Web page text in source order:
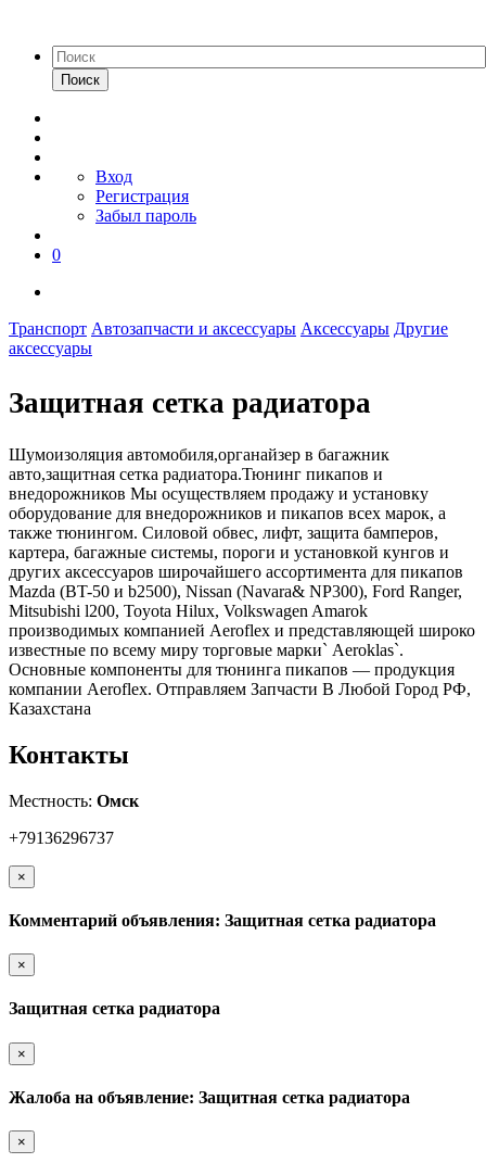
Поиск
Вход
Регистрация
Забыл пароль
0
Транспорт Автозапчасти и аксессуары Аксессуары Другие
аксессуары
Защитная сетка радиатора
Шумоизоляция автомобиля,органайзер в багажник
авто,защитная сетка радиатора.Тюнинг пикапов и
внедорожников Мы осуществляем продажу и установку
оборудование для внедорожников и пикапов всех марок, а
также тюнингом. Силовой обвес, лифт, защита бамперов,
картера, багажные системы, пороги и установкой кунгов и
других аксессуаров широчайшего ассортимента для пикапов
Mazda (BT-50 и b2500), Nissan (Navara& NP300), Ford Ranger,
Mitsubishi l200, Toyota Hilux, Volkswagen Amarok
производимых компанией Aeroflex и представляющей широко
известные по всему миру торговые марки` Aeroklas`.
Основные компоненты для тюнинга пикапов — продукция
компании Aeroflex. Отправляем Запчасти В Любой Город РФ,
Казахстана
Контакты
Местность: Омск
+79136296737
×
Комментарий объявления: Защитная сетка радиатора
×
Защитная сетка радиатора
×
Жалоба на объявление: Защитная сетка радиатора
×